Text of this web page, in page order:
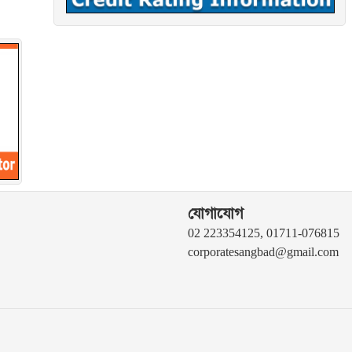
যোগাযোগ
02 223354125, 01711-076815
corporatesangbad@gmail.com